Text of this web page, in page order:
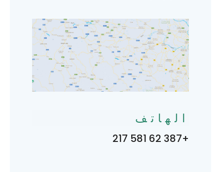
الهاتف
+387 62 581 217